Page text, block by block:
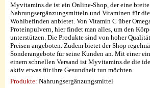
Myvitamins.de ist ein Online-Shop, der eine breite
Nahrungsergänzungsmitteln und Vitaminen für
Wohlbefinden anbietet. Von Vitamin C über
Proteinpulvern, hier findet man alles, um den
unterstützen. Die Produkte sind von hoher
Preisen angeboten. Zudem bietet der Shop
Sonderangebote für seine Kunden an. Mit einer
einem schnellen Versand ist Myvitamins.de die
aktiv etwas für ihre Gesundheit tun möchten.
Produkte: Nahrungsergänzungsmittel